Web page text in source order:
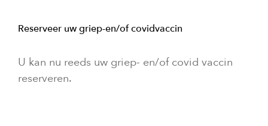
Reserveer uw griep-en/of covidvaccin
U kan nu reeds uw griep- en/of covid vaccin
reserveren.